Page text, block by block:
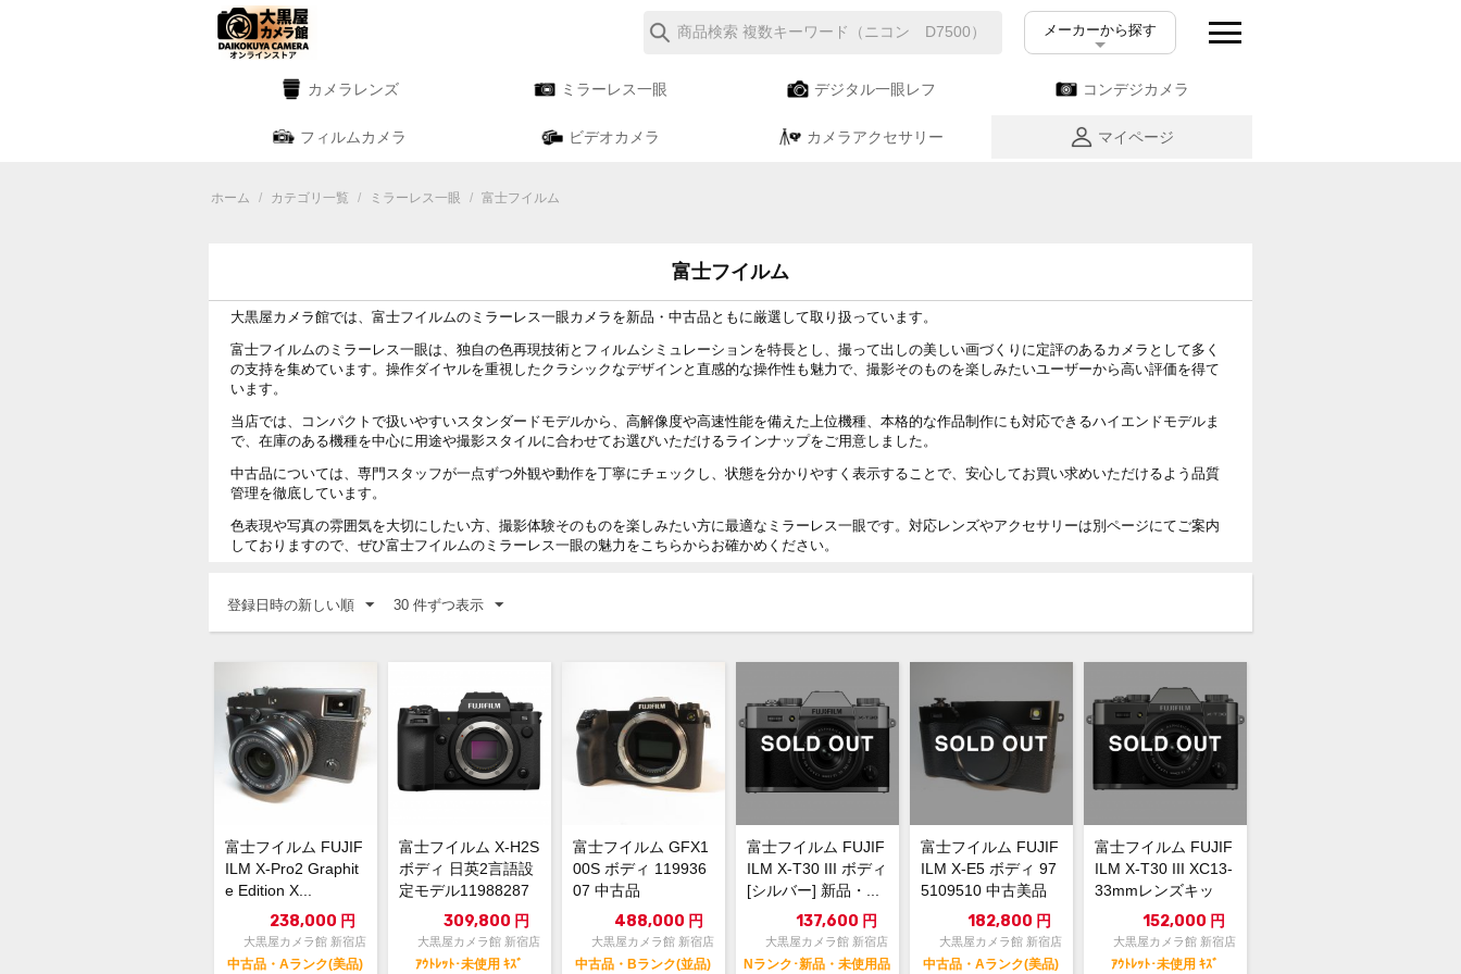
メーカーから探す
カメラレンズ ミラーレス一眼 デジタル一眼レフ コンデジカメラ
フィルムカメラ ビデオカメラ カメラアクセサリー マイページ
ホーム / カテゴリ一覧 / ミラーレス一眼 / 富士フイルム
富士フイルム
大黒屋カメラ館では、富士フイルムのミラーレス一眼カメラを新品・中古品ともに厳選して取り扱っています。
富士フイルムのミラーレス一眼は、独自の色再現技術とフィルムシミュレーションを特長とし、撮って出しの美しい画づくりに定評のあるカメラとして多く
の支持を集めています。操作ダイヤルを重視したクラシックなデザインと直感的な操作性も魅力で、撮影そのものを楽しみたいユーザーから高い評価を得て
います。
当店では、コンパクトで扱いやすいスタンダードモデルから、高解像度や高速性能を備えた上位機種、本格的な作品制作にも対応できるハイエンドモデルま
で、在庫のある機種を中心に用途や撮影スタイルに合わせてお選びいただけるラインナップをご用意しました。
中古品については、専門スタッフが一点ずつ外観や動作を丁寧にチェックし、状態を分かりやすく表示することで、安心してお買い求めいただけるよう品質
管理を徹底しています。
色表現や写真の雰囲気を大切にしたい方、撮影体験そのものを楽しみたい方に最適なミラーレス一眼です。対応レンズやアクセサリーは別ページにてご案内
しておりますので、ぜひ富士フイルムのミラーレス一眼の魅力をこちらからお確かめください。
登録日時の新しい順 30 件ずつ表示
富士フイルム FUJIF
ILM X-Pro2 Graphit
e Edition X...
238,000 円
大黒屋カメラ館 新宿店
中古品・Aランク(美品)
富士フイルム X-H2S
ボディ 日英2言語設
定モデル11988287
新品・未使...
309,800 円
大黒屋カメラ館 新宿店
ｱｳﾄﾚｯﾄ･未使用 ｷｽﾞ
富士フイルム GFX1
00S ボディ 119936
07 中古品
488,000 円
大黒屋カメラ館 新宿店
中古品・Bランク(並品)
富士フイルム FUJIF
ILM X-T30 III ボディ
[シルバー] 新品・...
137,600 円
大黒屋カメラ館 新宿店
Nランク･新品・未使用品
富士フイルム FUJIF
ILM X-E5 ボディ 97
5109510 中古美品
182,800 円
大黒屋カメラ館 新宿店
中古品・Aランク(美品)
富士フイルム FUJIF
ILM X-T30 III XC13-
33mmレンズキッ
152,000 円
大黒屋カメラ館 新宿店
ｱｳﾄﾚｯﾄ･未使用 ｷｽﾞ